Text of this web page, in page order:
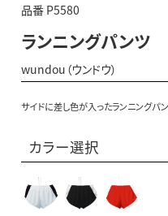
品番 P5580
ランニングパンツ
wundou（ウンドウ）
サイドに差し色が入ったランニングパン
カラー選択